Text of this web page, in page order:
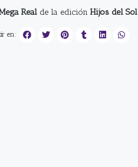
Real de la edición Hijos del Sol
en: